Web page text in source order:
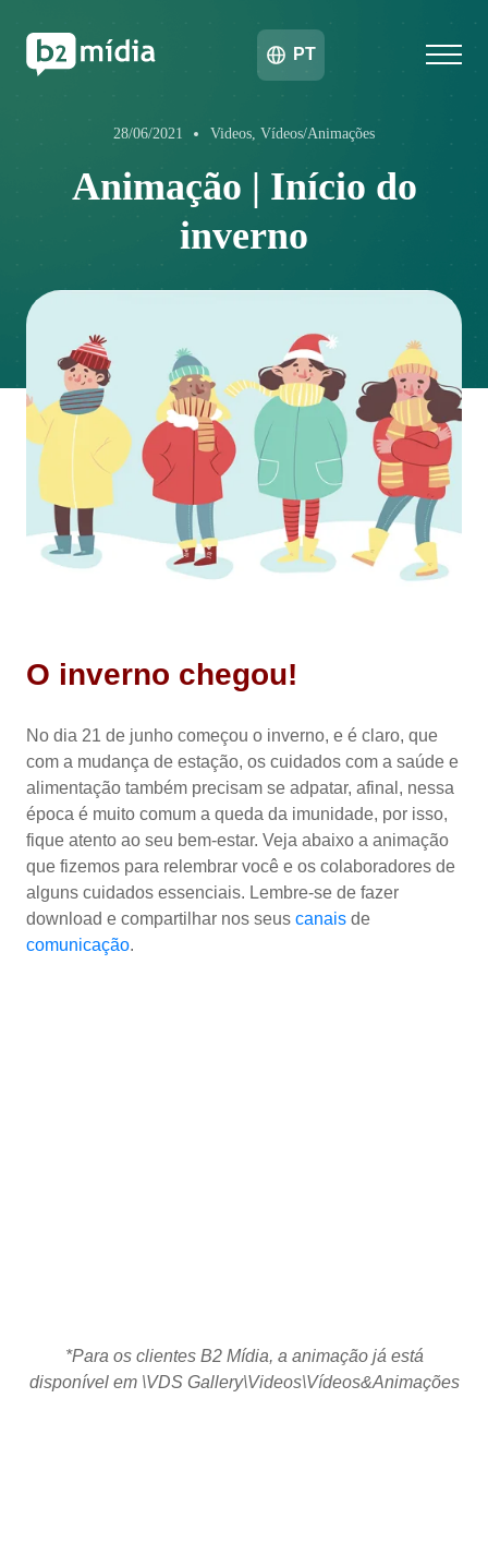
PT
28/06/2021 Videos, Vídeos/Animações
Animação | Início do
inverno
O inverno chegou!
No dia 21 de junho começou o inverno, e é claro, que
com a mudança de estação, os cuidados com a saúde e
alimentação também precisam se adpatar, afinal, nessa
época é muito comum a queda da imunidade, por isso,
fique atento ao seu bem-estar. Veja abaixo a animação
que fizemos para relembrar você e os colaboradores de
alguns cuidados essenciais. Lembre-se de fazer
download e compartilhar nos seus canais de
comunicação.
*Para os clientes B2 Mídia, a animação já está
disponível em \VDS Gallery\Videos\Vídeos&Animações